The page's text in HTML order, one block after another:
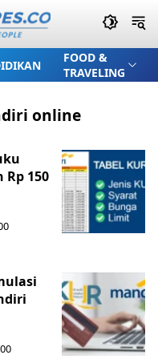
FOOD &
TRAVELING
online
150